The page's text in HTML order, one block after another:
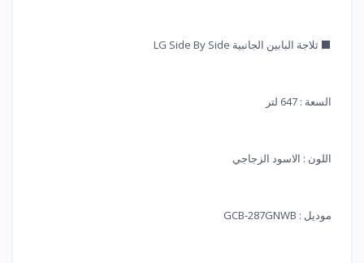
⬛ ثلاجة البابين الجانبية LG Side By Side
السعة : 647 لتر
اللون : الاسود الزجاجي
موديل : GCB-287GNWB